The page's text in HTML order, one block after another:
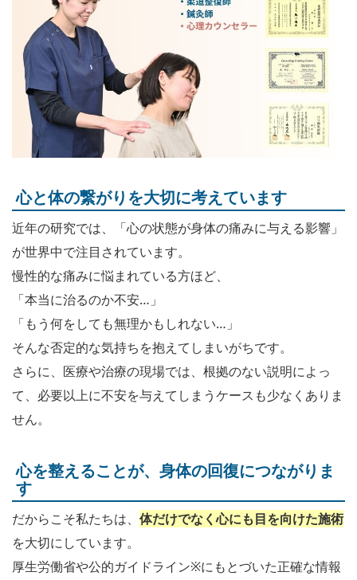
心と体の繋がりを大切に考えています
近年の研究では、「心の状態が身体の痛みに与える影響」
が世界中で注目されています。
慢性的な痛みに悩まれている方ほど、
「本当に治るのか不安…」
「もう何をしても無理かもしれない…」
そんな否定的な気持ちを抱えてしまいがちです。
さらに、医療や治療の現場では、根拠のない説明によっ
て、必要以上に不安を与えてしまうケースも少なくありま
せん。
心を整えることが、身体の回復につながりま
す
だからこそ私たちは、 体だけでなく心にも目を向けた施術
を大切にしています。
厚生労働省や公的ガイドライン※にもとづいた正確な情報